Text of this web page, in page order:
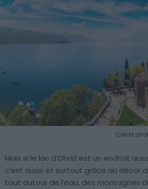
Crédit
Mais si le lac d’Ohrid est un endroit
c’est aussi et surtout grâce au décor
tout autour de l’eau, des montagnes